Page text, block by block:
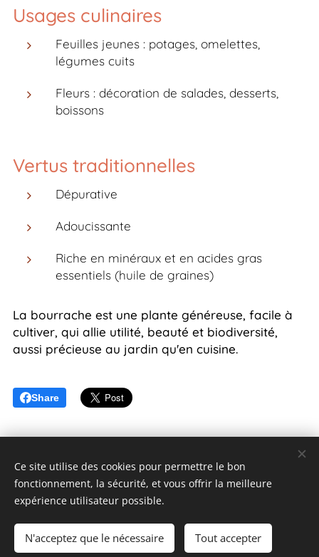
Usages culinaires
Feuilles jeunes : potages, omelettes,
légumes cuits
Fleurs : décoration de salades, desserts,
boissons
Vertus traditionnelles
Dépurative
Adoucissante
Riche en minéraux et en acides gras
essentiels (huile de graines)
La bourrache est une plante généreuse, facile à
cultiver, qui allie utilité, beauté et biodiversité,
aussi précieuse au jardin qu'en cuisine.
Share
Un jardin à Landrévarzec
unjardinalandrevarzec@gmail.com 06 64 53 09 93
Ce site utilise des cookies pour permettre le bon
fonctionnement, la sécurité, et vous offrir la meilleure
expérience utilisateur possible.
N'acceptez que le nécessaire Tout accepter